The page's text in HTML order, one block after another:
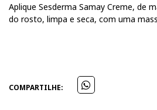
Aplique Sesderma Samay Creme, de
do rosto, limpa e seca, com uma
COMPARTILHE: